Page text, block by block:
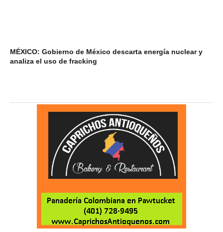
MÉXICO: Gobierno de México descarta energía nuclear y
analiza el uso de fracking